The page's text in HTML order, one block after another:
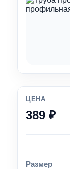
ЦЕНА
389 ₽
Размер